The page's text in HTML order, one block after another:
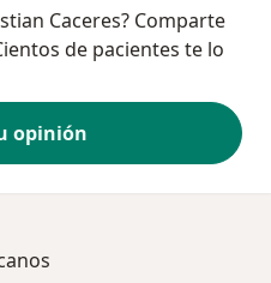
Caceres? Comparte
de pacientes te lo
opinión